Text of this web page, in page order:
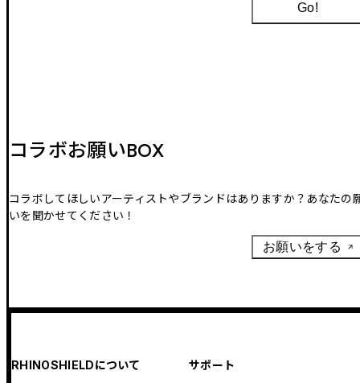
Go!
コラボお願いBOX
コラボしてほしいアーティストやブランドはありますか？あなたの
いを聞かせてください！
お願いをする
RHINOSHIELDについて サポート